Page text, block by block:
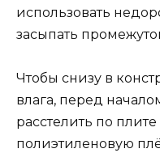
использовать
засыпать
Чтобы снизу в
влага, перед
расстелить по
полиэтиленовую